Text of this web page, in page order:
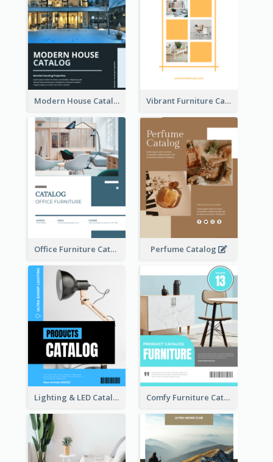
Modern House Catalog Vibrant Furniture Catalog
Office Furniture Catalog Perfume Catalog
Lighting & LED Catalog Comfy Furniture Cataog